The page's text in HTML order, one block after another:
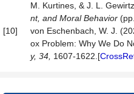
M. Kurtines, & J. L.
nt, and Moral Behavior
[10]
von Eschenbach, W. J.
ox Problem: Why We Do
y, 34, 1607-1622.[